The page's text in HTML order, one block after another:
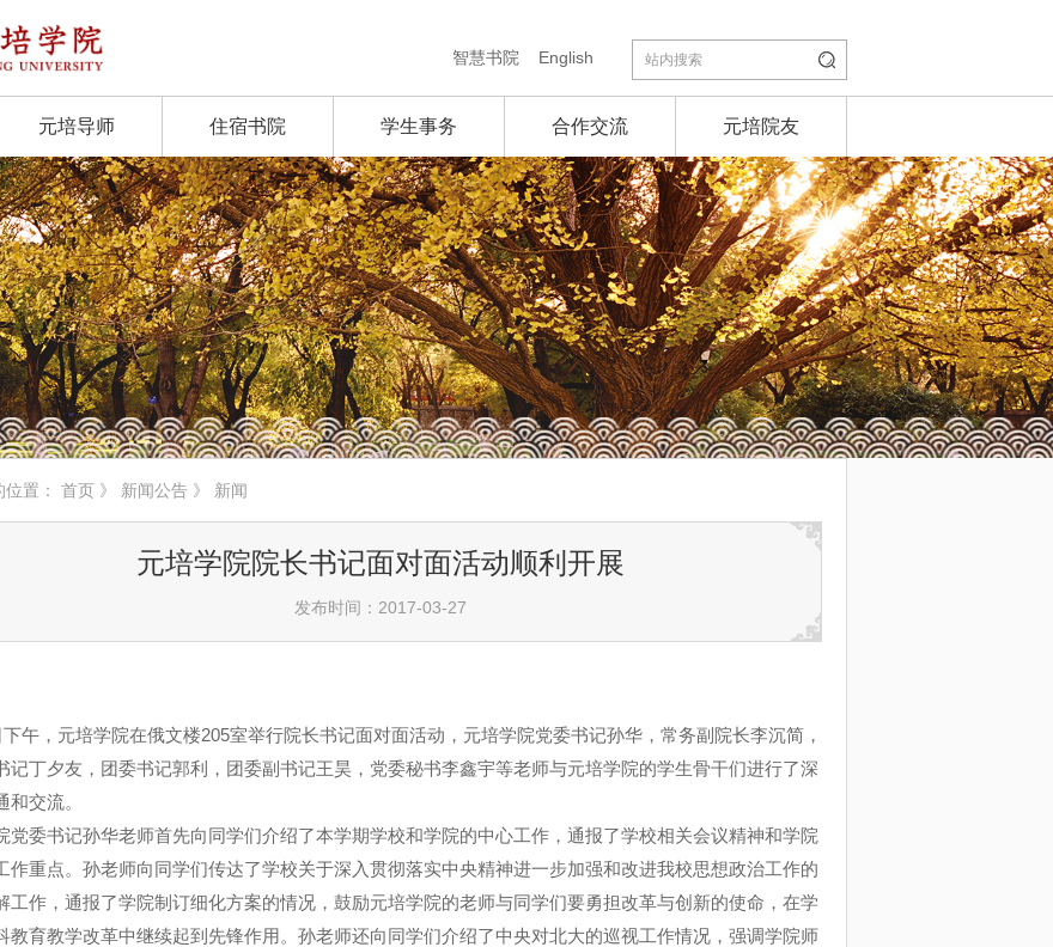
智慧书院 English
元培导师 住宿书院 学生事务 合作交流 元培院友
置： 首页 》 新闻公告 》 新闻
元培学院院长书记面对面活动顺利开展
发布时间：2017-03-27
下午，元培学院在俄文楼205室举行院长书记面对面活动，元培学院党委书记孙华，常务副院长李沉简，
记丁夕友，团委书记郭利，团委副书记王昊，党委秘书李鑫宇等老师与元培学院的学生骨干们进行了深
和交流。
党委书记孙华老师首先向同学们介绍了本学期学校和学院的中心工作，通报了学校相关会议精神和学院
作重点。孙老师向同学们传达了学校关于深入贯彻落实中央精神进一步加强和改进我校思想政治工作的
工作，通报了学院制订细化方案的情况，鼓励元培学院的老师与同学们要勇担改革与创新的使命，在学
教育教学改革中继续起到先锋作用。孙老师还向同学们介绍了中央对北大的巡视工作情况，强调学院师